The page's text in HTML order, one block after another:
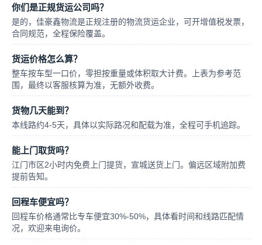
你们是正规货运公司吗？
是的，佳豪鑫物流是正规注册的物流货运企业，可开增值税发票，
合同规范，全程保险覆盖。
货运价格怎么算？
整车按车型一口价，零担按重量或体积取大计费。上表为参考范
围，最终以客服核算为准，无额外收费。
货物几天能到？
本线路约4-5天，具体以实际路况和配载为准，全程可手机追踪。
能上门取货吗？
江门市区2小时内免费上门提货，宣城送货上门。偏远区域附加费
提前告知。
回程车便宜吗？
回程车价格通常比专车便宜30%-50%，具体看时间和线路匹配情
况，欢迎来电询价。